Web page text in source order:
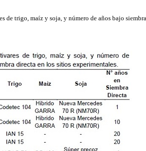
de trigo, maíz y soja, y número de años bajo